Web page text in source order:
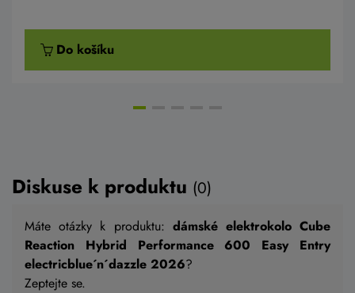
Do košíku
Diskuse k produktu (0)
Máte otázky k produktu: dámské elektrokolo Cube
Reaction Hybrid Performance 600 Easy Entry
electricblue´n´dazzle 2026?
Zeptejte se.